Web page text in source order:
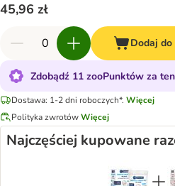
45,96 zł
Dodaj
Zdobądź 11 zooPunktów za
Dostawa: 1-2 dni roboczych*. Więcej
Polityka zwrotówWięcej
Najczęściej kupowane